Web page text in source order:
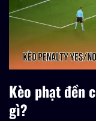
Kèo phạt đền
gì?